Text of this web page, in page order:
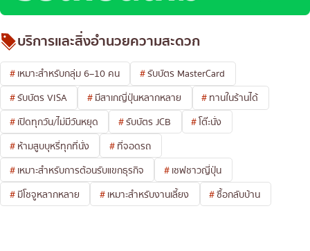
บริการและสิ่งอำนวยความสะดวก
เหมาะสำหรับกลุ่ม 6–10 คน
รับบัตร MasterCard
รับบัตร VISA
มีสาเกญี่ปุ่นหลากหลาย
ทานในร้านได้
เปิดทุกวัน/ไม่มีวันหยุด
รับบัตร JCB
โต๊ะนั่ง
ห้ามสูบบุหรี่ทุกที่นั่ง
ที่จอดรถ
เหมาะสำหรับการต้อนรับแขกธุรกิจ
เชฟชาวญี่ปุ่น
มีโชจูหลากหลาย
เหมาะสำหรับงานเลี้ยง ซื้อกลับบ้าน